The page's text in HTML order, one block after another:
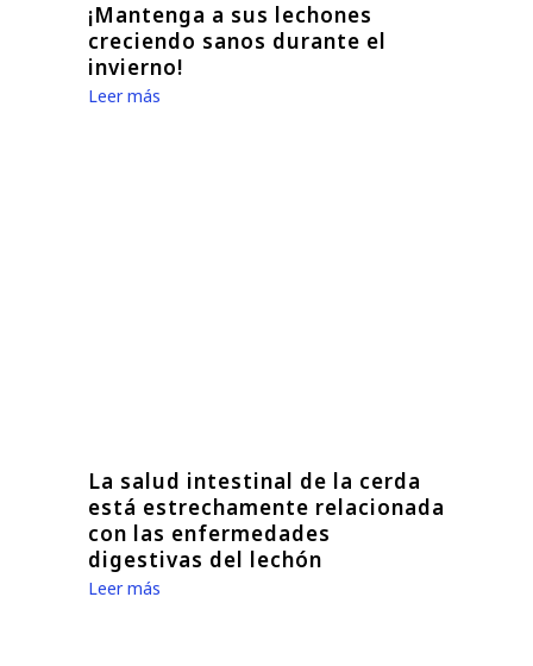
¡Mantenga a sus lechones
creciendo sanos durante el
invierno!
Leer más
La salud intestinal de la cerda
está estrechamente relacionada
con las enfermedades
digestivas del lechón
Leer más